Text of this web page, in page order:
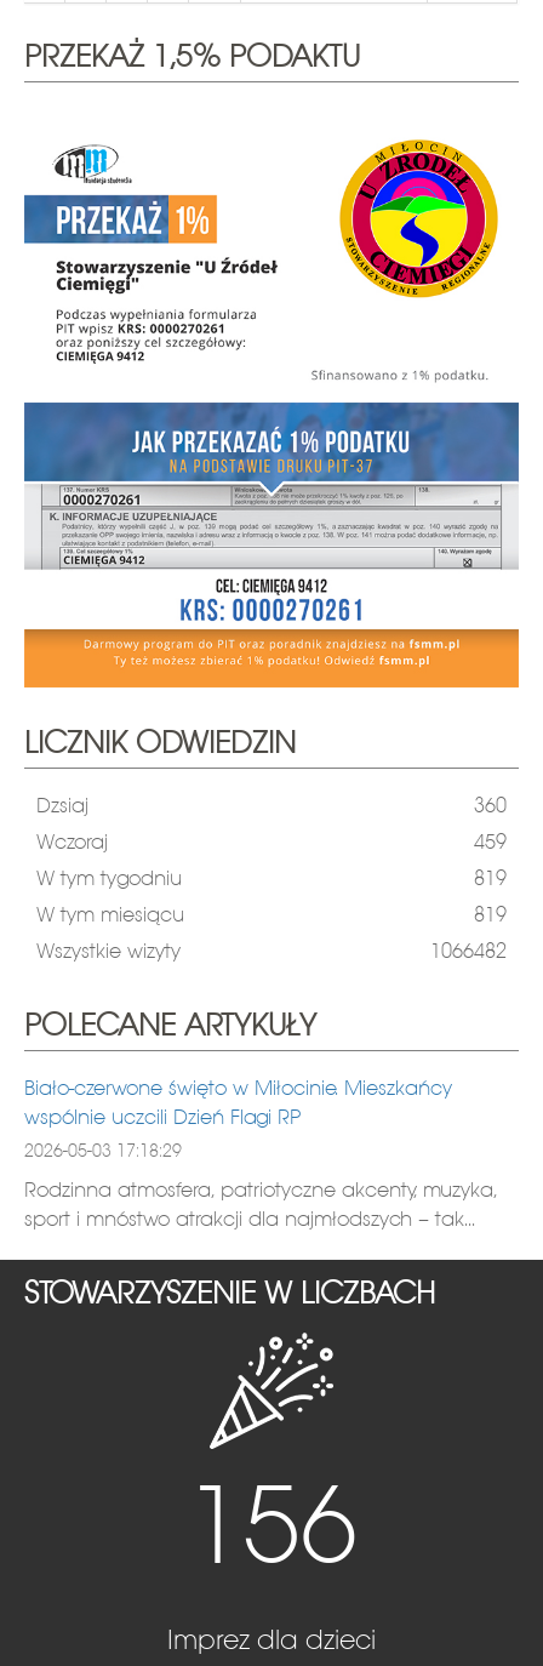
PRZEKAŻ 1,5% PODAKTU
LICZNIK ODWIEDZIN
Dzsiaj
360
Wczoraj
459
W tym tygodniu
819
W tym miesiącu
819
Wszystkie wizyty
1066482
POLECANE ARTYKUŁY
Biało-czerwone święto w Miłocinie. Mieszkańcy
wspólnie uczcili Dzień Flagi RP
2026-05-03 17:18:29
Rodzinna atmosfera, patriotyczne akcenty, muzyka,
sport i mnóstwo atrakcji dla najmłodszych – tak...
STOWARZYSZENIE W LICZBACH
156
Imprez dla dzieci